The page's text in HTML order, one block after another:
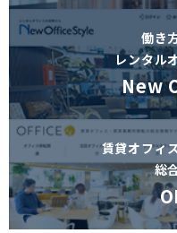
働き
レンタル
New
賃貸オフィ
総